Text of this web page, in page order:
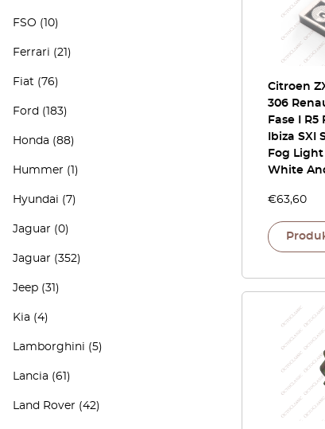
FSO (10)
Ferrari (21)
Fiat (76)
Ford (183)
Honda (88)
Hummer (1)
Hyundai (7)
Jaguar (0)
Jaguar (352)
Jeep (31)
Kia (4)
Lamborghini (5)
Lancia (61)
Land Rover (42)
Citroen
306
Fase I R5
Ibiza SXI
Fog
White
€63,60